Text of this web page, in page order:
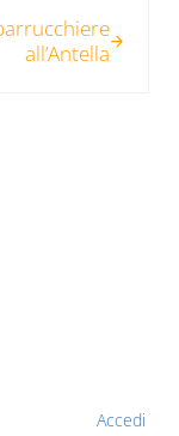
all’Antella
Accedi